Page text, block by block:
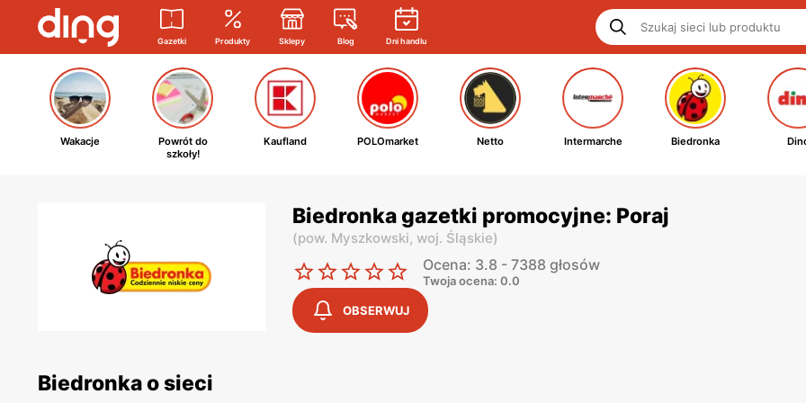
Gazetki Produkty Sklepy Blog Dni handlu
Wakacje
Powrót do
szkoły!
Kaufland POLOmarket Netto Intermarche Biedronka
Biedronka gazetki promocyjne: Poraj
(pow. Myszkowski, woj. Śląskie)
Ocena: 3.8 - 7388 głosów
Twoja ocena: 0.0
OBSERWUJ
Biedronka o sieci